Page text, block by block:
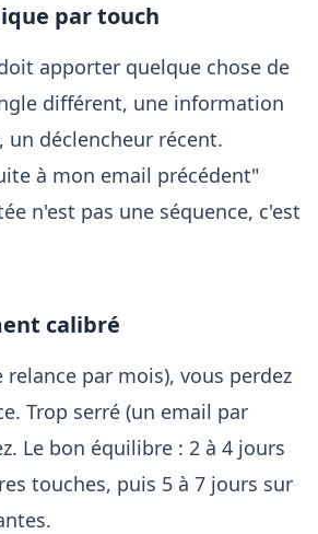
par touch
apporter quelque chose de
différent, une information
déclencheur récent.
à mon email précédent"
n'est pas une séquence, c'est
calibré
relance par mois), vous perdez
Trop serré (un email par
Le bon équilibre : 2 à 4 jours
touches, puis 5 à 7 jours sur